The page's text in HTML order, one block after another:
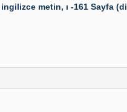
metin, ı -161 Sayfa